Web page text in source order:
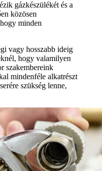
gázkészülékét és a
közösen
minden
vagy hosszabb ideig
hogy valamilyen
szakembereink
mindenféle alkatrészt
szükség lenne,